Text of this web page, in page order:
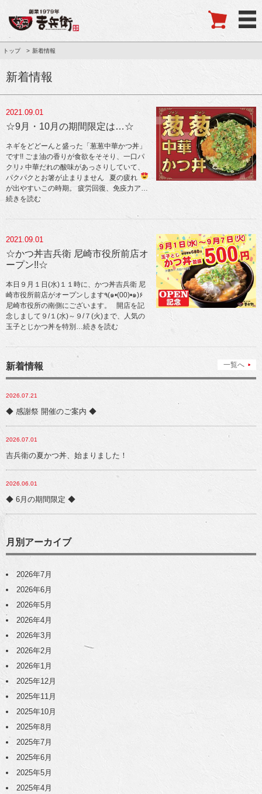
トップ 新着情報
新着情報
2021.09.01
☆9月・10月の期間限定は…☆
ネギをどどーんと盛った「葱葱中華かつ丼」
です!! ごま油の香りが食欲をそそり、一口パ
クリ♪ 中華だれの酸味があっさりしていて、
パクパクとお箸が止まりません 夏の疲れ
が出やすいこの時期。 疲労回復、免疫力ア…
続きを読む
2021.09.01
☆かつ丼吉兵衛 尼崎市役所前店オ
ープン!!☆
本日９月１日(水)１１時に、かつ丼吉兵衛 尼
崎市役所前店がオープンします٩(๑•(00)•๑)۶
尼崎市役所の南側にございます。 開店を記
念しまして９/１(水)～９/７(火)まで、人気の
玉子とじかつ丼を特別 …続きを読む
新着情報 一覧へ
2026.07.21
◆ 感謝祭 開催のご案内 ◆
2026.07.01
吉兵衛の夏かつ丼、始まりました！
2026.06.01
◆ 6月の期間限定 ◆
月別アーカイブ
2026年7月
2026年6月
2026年5月
2026年4月
2026年3月
2026年2月
2026年1月
2025年12月
2025年11月
2025年10月
2025年8月
2025年7月
2025年6月
2025年5月
2025年4月